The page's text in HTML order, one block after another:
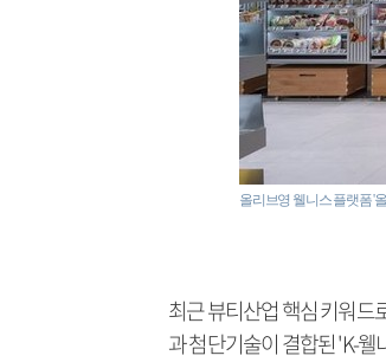
올리브영 웰니스 플랫폼 '
최근 뷰티산업 핵심 키워드
과 첨단기술이 결합된 'K-